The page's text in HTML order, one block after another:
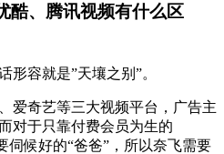
酷、腾讯视频有什么区
形容就是”天壤之别”。
爱奇艺等三大视频平台，广告主
对于只靠付费会员为生的
伺候好的“爸爸”，所以奈飞需要